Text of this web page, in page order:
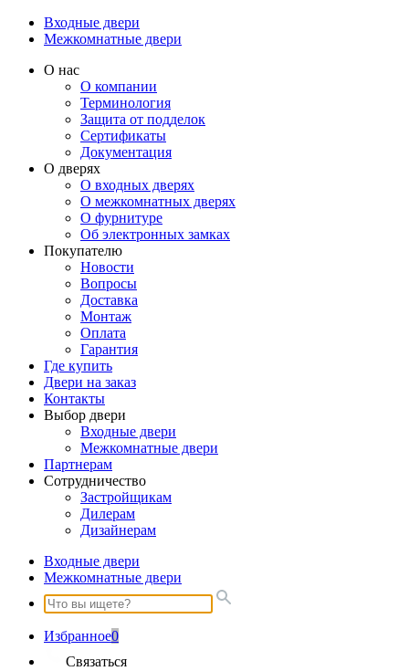
Входные двери
Межкомнатные двери
О нас
О компании
Терминология
Защита от подделок
Сертификаты
Документация
О дверях
О входных дверях
О межкомнатных дверях
О фурнитуре
Об электронных замках
Покупателю
Новости
Вопросы
Доставка
Монтаж
Оплата
Гарантия
Где купить
Двери на заказ
Контакты
Выбор двери
Входные двери
Межкомнатные двери
Партнерам
Сотрудничество
Застройщикам
Дилерам
Дизайнерам
Входные двери
Межкомнатные двери
Избранное0
Связаться